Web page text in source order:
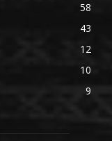
58
43
12
10
9